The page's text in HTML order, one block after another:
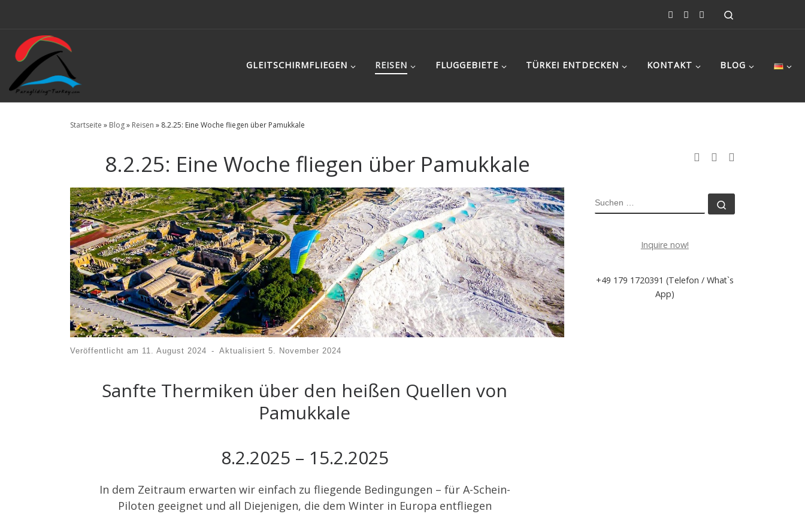
GLEITSCHIRMFLIEGEN REISEN FLUGGEBIETE TÜRKEI ENTDECKEN KONTAKT BLOG
Startseite » Blog» Reisen » 8.2.25: Eine Woche fliegen über Pamukkale
8.2.25: Eine Woche fliegen über Pamukkale
Veröffentlicht am 11. August 2024 - Aktualisiert 5. November 2024
Sanfte Thermiken über den heißen Quellen von
Pamukkale
8.2.2025 – 15.2.2025
In dem Zeitraum erwarten wir einfach zu fliegende Bedingungen – für A-Schein-
Piloten geeignet und all Diejenigen, die dem Winter in Europa entfliegen
SUCHE
Inquire now!
+49 179 1720391 (Telefon / What`s
App)